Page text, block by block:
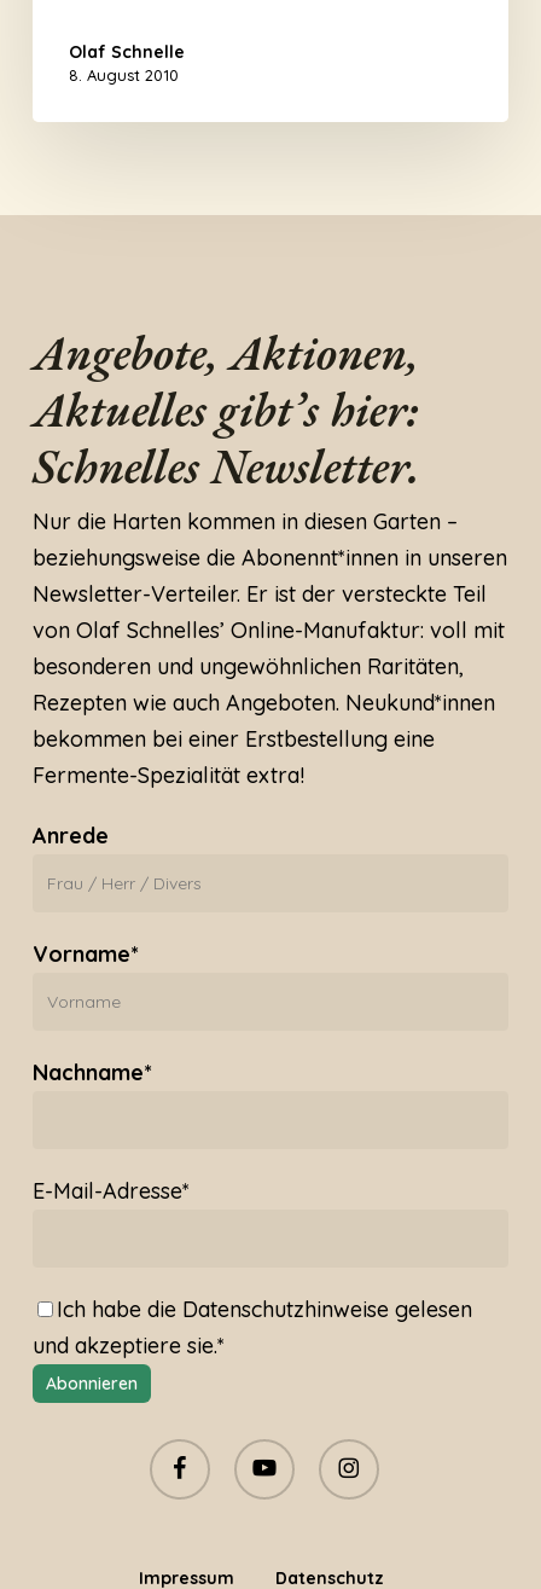
Olaf Schnelle
8. August 2010
Angebote, Aktionen,
Aktuelles gibt’s hier:
Schnelles Newsletter.
Nur die Harten kommen in diesen Garten –
beziehungsweise die Abonennt*innen in unseren
Newsletter-Verteiler. Er ist der versteckte Teil
von Olaf Schnelles’ Online-Manufaktur: voll mit
besonderen und ungewöhnlichen Raritäten,
Rezepten wie auch Angeboten. Neukund*innen
bekommen bei einer Erstbestellung eine
Fermente-Spezialität extra!
Anrede
Vorname*
Nachname*
E-Mail-Adresse*
Ich habe die Datenschutzhinweisegelesen
und akzeptiere sie.*
facebook youtube instagram
Impressum Datenschutz